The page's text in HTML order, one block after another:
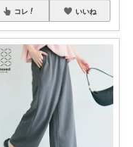
コレ いいね